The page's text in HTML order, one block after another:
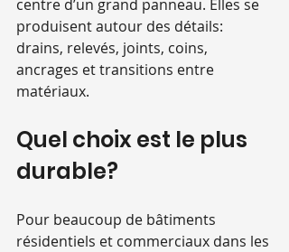
centre d’un grand panneau. Elles se
produisent autour des détails:
drains, relevés, joints, coins,
ancrages et transitions entre
matériaux.
Quel choix est le plus
durable?
Pour beaucoup de bâtiments
résidentiels et commerciaux dans les